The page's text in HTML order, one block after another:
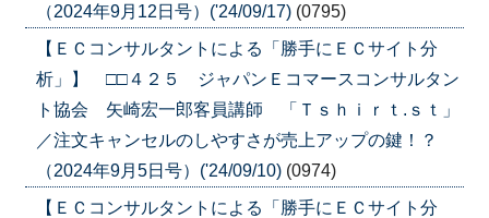
（2024年9月12日号）('24/09/17) (0795)
【ＥＣコンサルタントによる「勝手にＥＣサイト分
析」】 □□４２５ ジャパンＥコマースコンサルタン
ト協会 矢崎宏一郎客員講師 「Ｔｓｈｉｒｔ.ｓｔ」
／注文キャンセルのしやすさが売上アップの鍵！？
（2024年9月5日号）('24/09/10) (0974)
【ＥＣコンサルタントによる「勝手にＥＣサイト分